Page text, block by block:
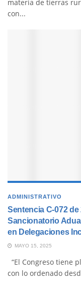
materia de tierras
con...
ADMINISTRATIVO
Sentencia C-072
Sancionatorio
en Delegaciones
MAYO 15, 2025
“El Congreso tiene
con lo ordenado